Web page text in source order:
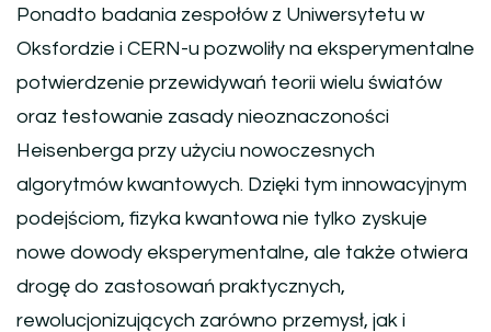
Ponadto badania zespołów z Uniwersytetu w
Oksfordzie i CERN-u pozwoliły na eksperymentalne
potwierdzenie przewidywań teorii wielu światów
oraz testowanie zasady nieoznaczoności
Heisenberga przy użyciu nowoczesnych
algorytmów kwantowych. Dzięki tym innowacyjnym
podejściom, fizyka kwantowa nie tylko zyskuje
nowe dowody eksperymentalne, ale także otwiera
drogę do zastosowań praktycznych,
rewolucjonizujących zarówno przemysł, jak i